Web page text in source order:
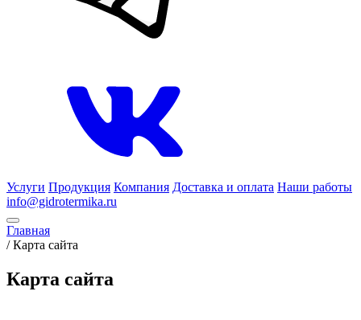
Услуги Продукция Компания Доставка и оплата Наши работы
info@gidrotermika.ru
Главная
/ Карта сайта
Карта сайта